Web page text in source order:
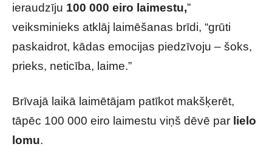
ieraudzīju 100 000 eiro laimestu,”
veiksminieks atklāj laimēšanas brīdi, “grūti
paskaidrot, kādas emocijas piedzīvoju – šoks,
prieks, neticība, laime.”
Brīvajā laikā laimētājam patīkot makšķerēt,
tāpēc 100 000 eiro laimestu viņš dēvē par lielo
lomu.